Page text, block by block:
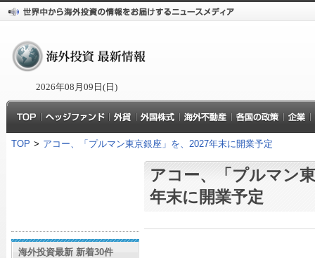
2026年08月09日(日)
TOP > アコー、「プルマン東京銀座」を、2027年末に開業予定
海外投資最新 新着30件
アコー、「プルマン
年末に開業予定